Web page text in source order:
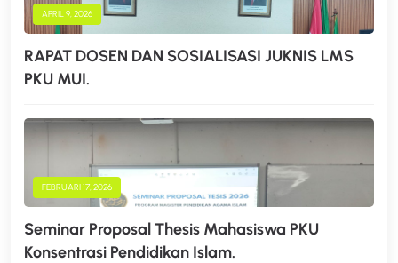
APRIL 9, 2026
RAPAT DOSEN DAN SOSIALISASI JUKNIS LMS
PKU MUI.
FEBRUARI 17, 2026
Seminar Proposal Thesis Mahasiswa PKU
Konsentrasi Pendidikan Islam.